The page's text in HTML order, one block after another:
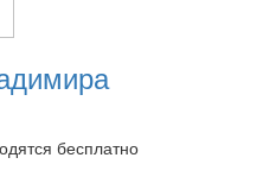
бесплатно